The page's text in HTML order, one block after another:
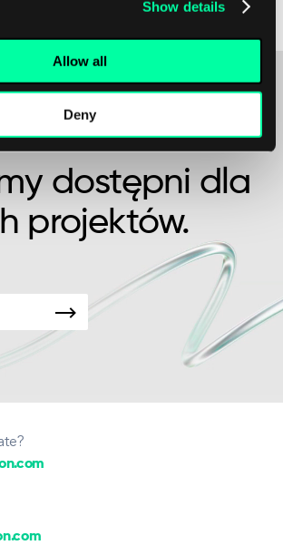
Show details
Allow all
Deny
pięknej przyjaźni?
dostępni dla
projektów.